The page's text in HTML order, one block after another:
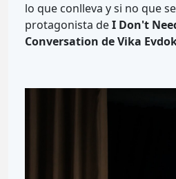
lo que conlleva y si no que
protagonista deI Don't
Conversation de Vika